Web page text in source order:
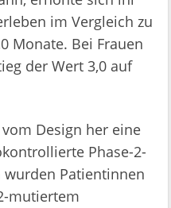
im Vergleich zu
Monate. Bei Frauen
der Wert 3,0 auf
Design her eine
Phase-2-
wurden Patientinnen
mutiertem